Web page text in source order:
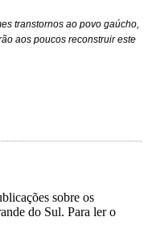
transtornos ao povo gaúcho,
aos poucos reconstruir este
sobre os
do Sul. Para ler o